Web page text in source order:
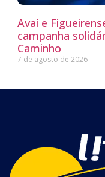
Avaí e
campanha
Caminho
7 de agosto de 2026